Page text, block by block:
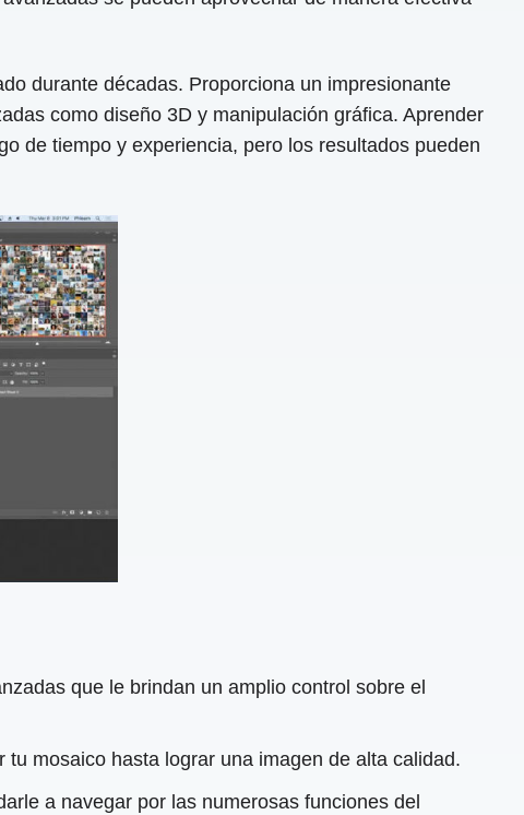
durante décadas. Proporciona un impresionante
como diseño 3D y manipulación gráfica. Aprender
de tiempo y experiencia, pero los resultados pueden
que le brindan un amplio control sobre el
mosaico hasta lograr una imagen de alta calidad.
a navegar por las numerosas funciones del